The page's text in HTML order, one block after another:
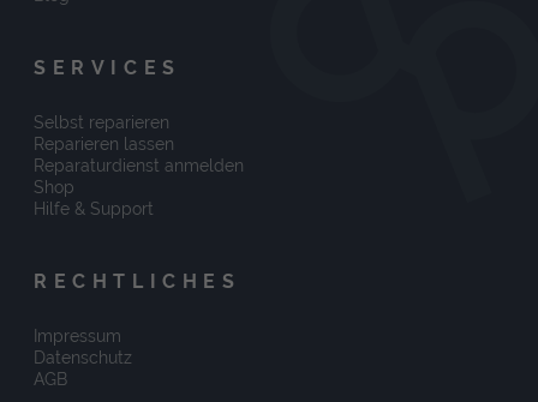
SERVICES
Selbst reparieren
Reparieren lassen
Reparaturdienst anmelden
Shop
Hilfe & Support
RECHTLICHES
Impressum
Datenschutz
AGB